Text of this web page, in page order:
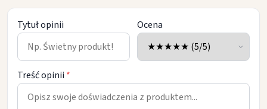
Tytuł opinii Ocena
Treść opinii *